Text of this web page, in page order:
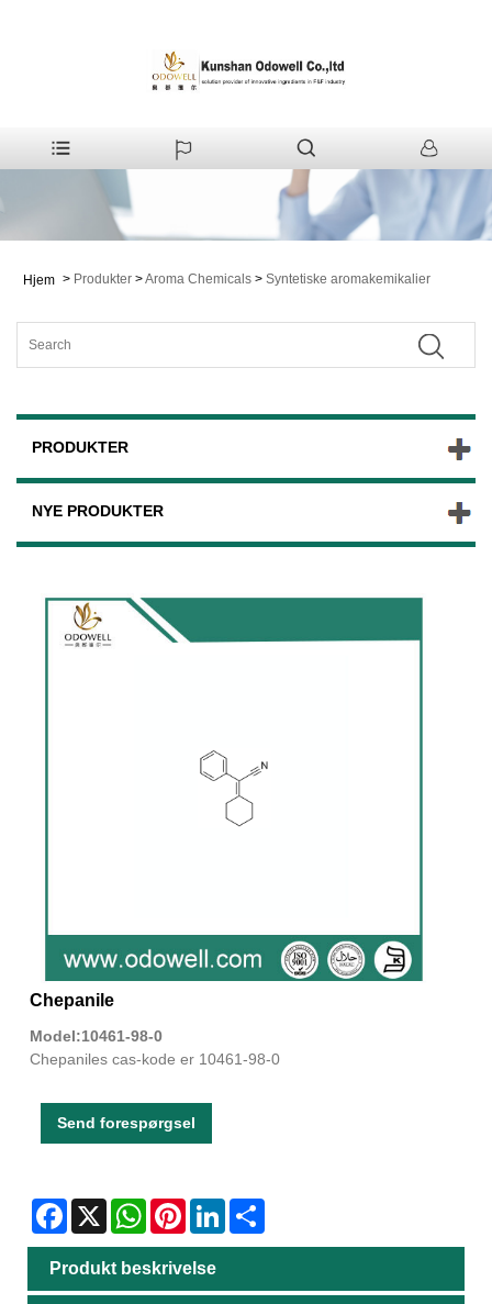
Hjem > Produkter >Aroma Chemicals > Syntetiske aromakemikalier
PRODUKTER
NYE PRODUKTER
Chepanile
Model:10461-98-0
Chepaniles cas-kode er 10461-98-0
Send forespørgsel
Facebook
X WhatsAppPinterestLinkedIn
Produkt beskrivelse